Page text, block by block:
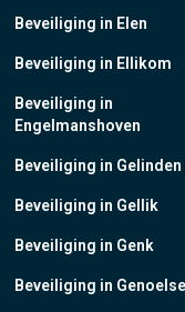
Beveiliging in Elen
Beveiliging in Ellikom
Beveiliging in
Engelmanshoven
Beveiliging in Gelinden
Beveiliging in Gellik
Beveiliging in Genk
Beveiliging in